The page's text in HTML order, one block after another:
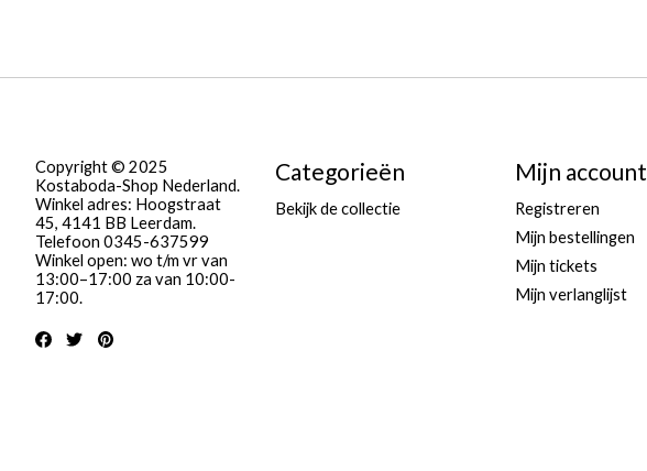
Copyright © 2025
Kostaboda-Shop Nederland.
Winkel adres: Hoogstraat
45, 4141 BB Leerdam.
Telefoon 0345-637599
Winkel open: wo t/m vr van
13:00–17:00 za van 10:00-
17:00.
Categorieën
Bekijk de collectie
Mijn account
Registreren
Mijn bestellingen
Mijn tickets
Mijn verlanglijst